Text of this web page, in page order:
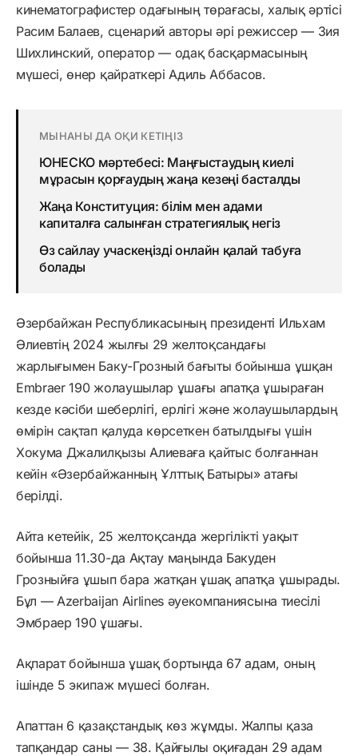
кинематографистер одағының төрағасы, халық әртісі
Расим Балаев, сценарий авторы әрі режиссер — Зия
Шихлинский, оператор — одақ басқармасының
мүшесі, өнер қайраткері Адиль Аббасов.
МЫНАНЫ ДА ОҚИ КЕТІҢІЗ
ЮНЕСКО мәртебесі: Маңғыстаудың киелі
мұрасын қорғаудың жаңа кезеңі басталды
Жаңа Конституция: білім мен адами
капиталға салынған стратегиялық негіз
Өз сайлау учаскеңізді онлайн қалай табуға
болады
Әзербайжан Республикасының президенті Ильхам
Әлиевтің 2024 жылғы 29 желтоқсандағы
жарлығымен Баку-Грозный бағыты бойынша ұшқан
Embraer 190 жолаушылар ұшағы апатқа ұшыраған
кезде кәсіби шеберлігі, ерлігі және жолаушылардың
өмірін сақтап қалуда көрсеткен батылдығы үшін
Хокума Джалилқызы Алиеваға қайтыс болғаннан
кейін «Әзербайжанның Ұлттық Батыры» атағы
берілді.
Айта кетейік, 25 желтоқсанда жергілікті уақыт
бойынша 11.30-да Ақтау маңында Бакуден
Грозныйға ұшып бара жатқан ұшақ апатқа ұшырады.
Бұл — Azerbaijan Airlines әуекомпаниясына тиесілі
Эмбраер 190 ұшағы.
Ақпарат бойынша ұшақ бортында 67 адам, оның
ішінде 5 экипаж мүшесі болған.
Апаттан 6 қазақстандық көз жұмды. Жалпы қаза
тапқандар саны — 38. Қайғылы оқиғадан 29 адам